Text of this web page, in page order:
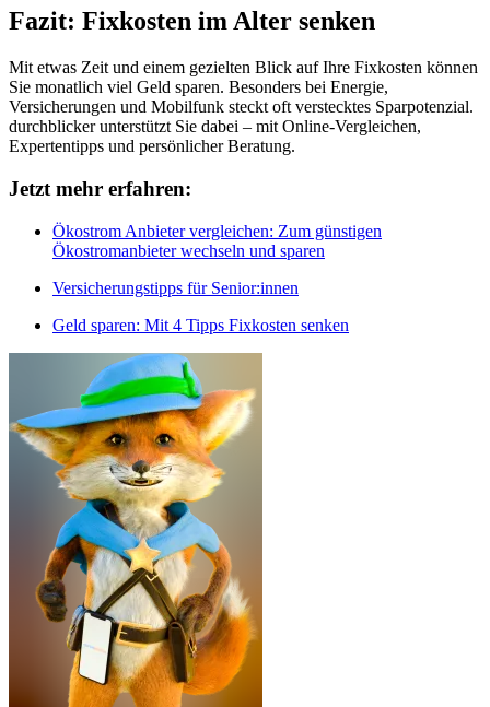
Fazit: Fixkosten im Alter senken
Mit etwas Zeit und einem gezielten Blick auf Ihre Fixkosten können
Sie monatlich viel Geld sparen. Besonders bei Energie,
Versicherungen und Mobilfunk steckt oft verstecktes Sparpotenzial.
durchblicker unterstützt Sie dabei – mit Online-Vergleichen,
Expertentipps und persönlicher Beratung.
Jetzt mehr erfahren:
Ökostrom Anbieter vergleichen: Zum günstigen
Ökostromanbieter wechseln und sparen
Versicherungstipps für Senior:innen
Geld sparen: Mit 4 Tipps Fixkosten senken